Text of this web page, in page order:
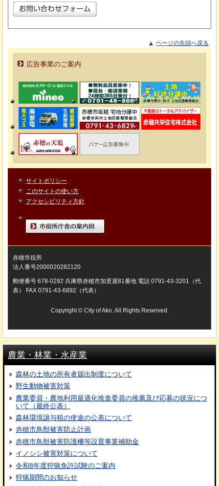
ページの先頭へ戻る
広告事業のご案内
サイトポリシー
このサイトの使い方
アクセシビリティ方針
市役所庁舎の案内図
赤穂市役所
法人番号2000020282120
郵便番号 678-0292 兵庫県赤穂市加里屋81番地 電話 0791-43-3201（代
表） FAX 0791-43-6892（代表）
Copyright © City of Ako. All Rights Reserved.
農業・林業・水産業
森林の土地の所有者届出制度について
野生動物被害対策
農業委員・農地利用最適化推進委員の推薦及び応募の状況につ
いて（最終公表）
森林環境譲与税の使途の公表について
赤穂市鳥獣被害防止計画
赤穂市鳥獣被害防護柵等設置事業補助金
イノシシ被害対策について
令和8年度狩猟免許試験のご案内
狩猟期間のお知らせ